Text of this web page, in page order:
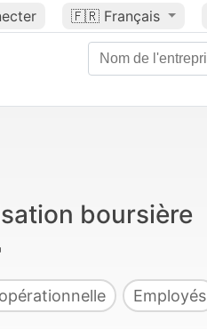
🇫🇷 Français
boursière
Employés